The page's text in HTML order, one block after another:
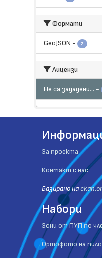
Формати
GeoJSON - 2
Лицензи
Не са зададени... -
За проекта
Контакт с нас
Базиранo на
Набори
Зони от ПУП по
Ортофото на